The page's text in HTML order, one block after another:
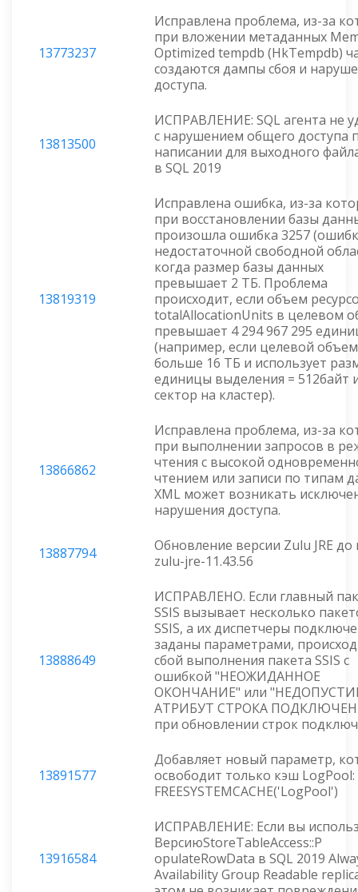
13773237
Исправлена проблема, из-за
при вложении метаданных
Optimized tempdb (HkTempdb)
создаются дампы сбоя и
доступа.
13813500
ИСПРАВЛЕНИЕ: SQL агента не
с нарушением общего доступа
написании для выходного
в SQL 2019
13819319
Исправлена ошибка, из-за
при восстановлении базы
произошла ошибка 3257
недостаточной свободной
когда размер базы данных
превышает 2 ТБ. Проблема
происходит, если объем
totalAllocationUnits в целевом
превышает 4 294 967 295
(например, если целевой объем
больше 16 ТБ и использует
единицы выделения = 512байт
сектор на кластер).
13866862
Исправлена проблема, из-за
при выполнении запросов в
чтения с высокой
чтением или записи по типам
XML может возникать
нарушения доступа.
13887794
Обновление версии Zulu JRE до
zulu-jre-11.43.56
13888649
ИСПРАВЛЕНО. Если главный
SSIS вызывает несколько
SSIS, а их диспетчеры
заданы параметрами,
сбой выполнения пакета SSIS с
ошибкой "НЕОЖИДАННОЕ
ОКОНЧАНИЕ" или
АТРИБУТ СТРОКА
при обновлении строк
13891577
Добавляет новый параметр,
освободит только кэш LogPool:
FREESYSTEMCACHE('LogPool')
13916584
ИСПРАВЛЕНИЕ: Если вы
ВерсиюStoreTableAccess::P
opulateRowData в SQL 2019
Availability Group Readable